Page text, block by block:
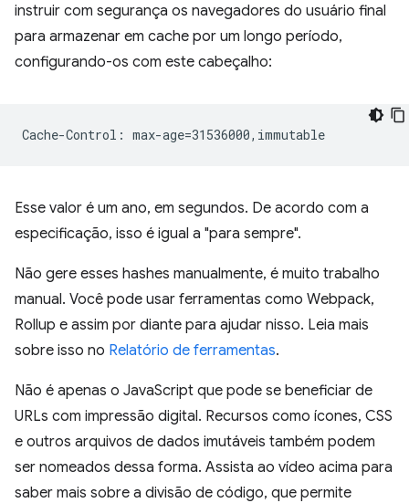
instruir com segurança os navegadores do usuário final
para armazenar em cache por um longo período,
configurando-os com este cabeçalho:
Esse valor é um ano, em segundos. De acordo com a
especificação, isso é igual a "para sempre".
Não gere esses hashes manualmente, é muito trabalho
manual. Você pode usar ferramentas como Webpack,
Rollup e assim por diante para ajudar nisso. Leia mais
sobre isso no Relatório de ferramentas.
Não é apenas o JavaScript que pode se beneficiar de
URLs com impressão digital. Recursos como ícones, CSS
e outros arquivos de dados imutáveis também podem
ser nomeados dessa forma. Assista ao vídeo acima para
saber mais sobre a divisão de código, que permite